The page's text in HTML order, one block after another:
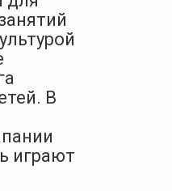
В
играют